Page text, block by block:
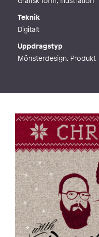
Teknik
Digitalt
Uppdragstyp
Mönsterdesign, Produkt